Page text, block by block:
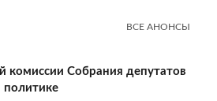
ВСЕ АНОНСЫ
комиссии Собрания депутатов
политике